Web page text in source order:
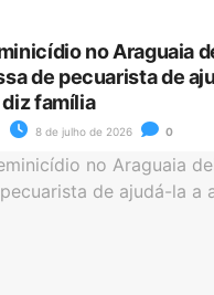
no Araguaia
de pecuarista de
família
8 de julho de 2026 0